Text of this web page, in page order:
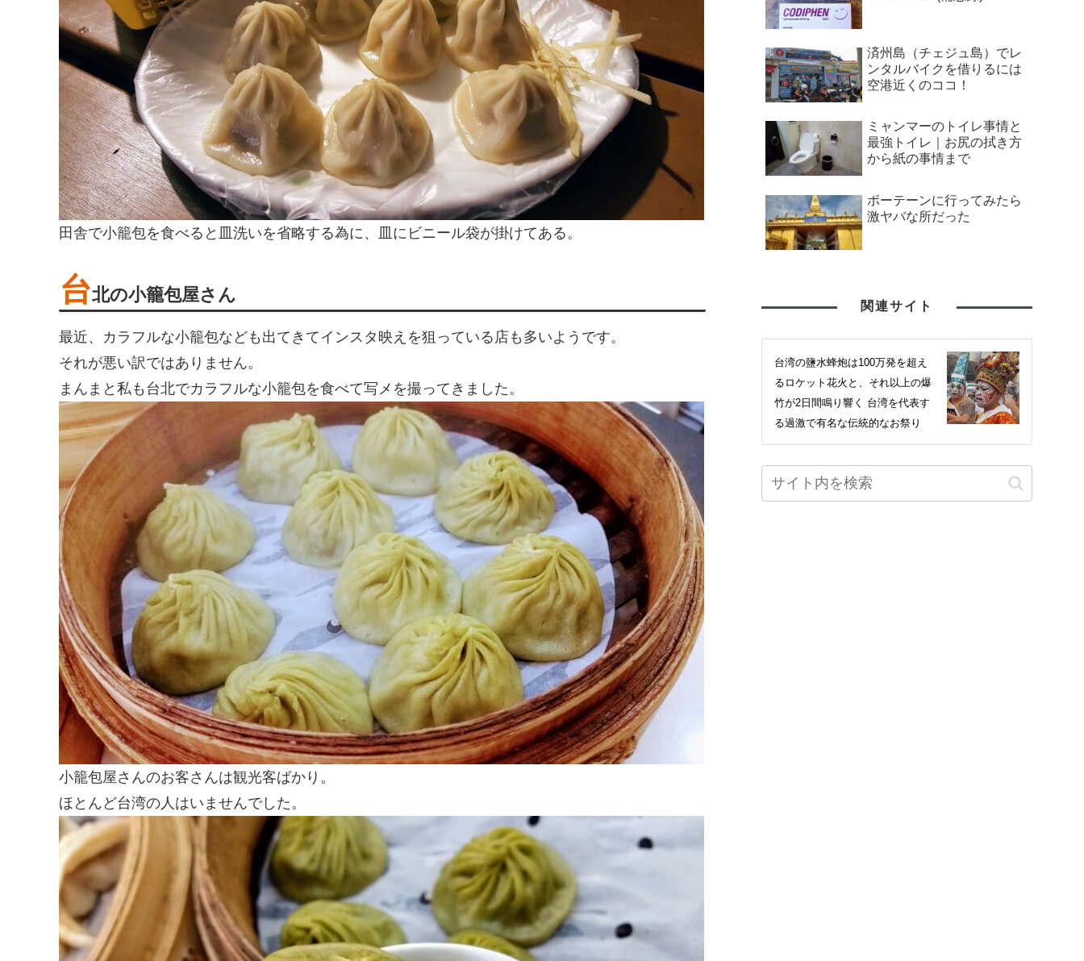
田舎で小籠包を食べると皿洗いを省略する為に、皿にビニール袋が掛けてある。
台北の小籠包屋さん
最近、カラフルな小籠包なども出てきてインスタ映えを狙っている店も多いようです。
それが悪い訳ではありません。
まんまと私も台北でカラフルな小籠包を食べて写メを撮ってきました。
小籠包屋さんのお客さんは観光客ばかり。
ほとんど台湾の人はいませんでした。
済州島（チェジュ島）でレ
ンタルバイクを借りるには
空港近くのココ！
ミャンマーのトイレ事情と
最強トイレ｜お尻の拭き方
から紙の事情まで
ボーテーンに行ってみたら
激ヤバな所だった
関連サイト
台湾の鹽水蜂炮は100万発を超え
るロケット花火と、それ以上の爆
竹が2日間鳴り響く 台湾を代表す
る過激で有名な伝統的なお祭り